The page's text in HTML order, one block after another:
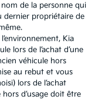
de la personne qui
dernier propriétaire de
Kia
lors de l’achat d’une
véhicule hors
au rebut et vous
lors de l’achat
hors d’usage doit être